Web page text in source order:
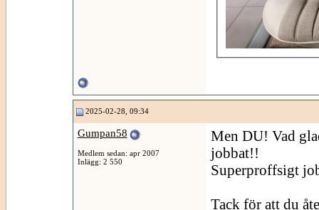
2025-02-28, 09:34
Gumpan58
Medlem sedan: apr 2007
Inlägg: 2 550
Men DU! Vad
jobbat!!
Superproffsigt
Tack för att du